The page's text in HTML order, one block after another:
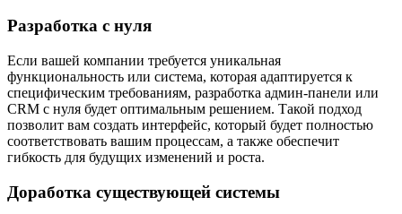
Разработка с нуля
Если вашей компании требуется уникальная
функциональность или система, которая адаптируется к
специфическим требованиям, разработка админ-панели или
CRM с нуля будет оптимальным решением. Такой подход
позволит вам создать интерфейс, который будет полностью
соответствовать вашим процессам, а также обеспечит
гибкость для будущих изменений и роста.
Доработка существующей системы